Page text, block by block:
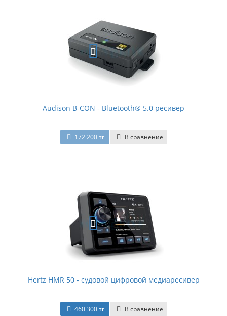
Audison B-CON - Bluetooth® 5.0 ресивер
172 200 тг В сравнение
Hertz HMR 50 - судовой цифровой медиаресивер
460 300 тг В сравнение